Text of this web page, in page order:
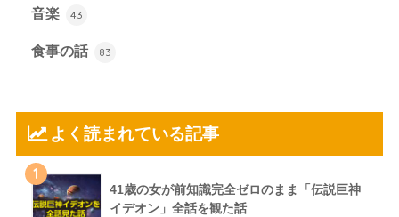
音楽 43
食事の話 83
よく読まれている記事
1
41歳の女が前知識完全ゼロのまま「伝説巨神
イデオン」全話を観た話